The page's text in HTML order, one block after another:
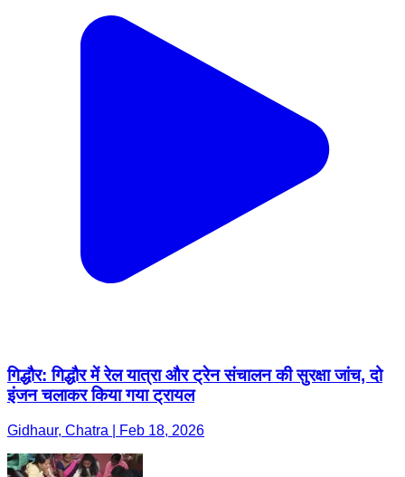
गिद्धौर: गिद्धौर में रेल यात्रा और ट्रेन संचालन की सुरक्षा जांच, दो
इंजन चलाकर किया गया ट्रायल
Gidhaur, Chatra | Feb 18, 2026